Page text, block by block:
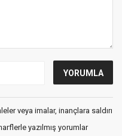
veya imalar, inançlara saldırı
yazılmış yorumlar